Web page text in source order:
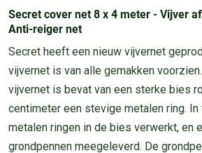
Secret cover net 8 x 4 meter - Vijver
Anti-reiger net
Secret heeft een nieuw vijvernet
vijvernet is van alle gemakken
vijvernet is bevat van een sterke bies
centimeter een stevige metalen ring.
metalen ringen in de bies verwerkt, en
grondpennen meegeleverd. De